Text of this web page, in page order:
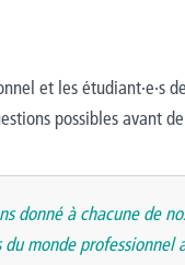
et les étudiant·e·s
possibles avant
donné à chacune de
monde professionnel